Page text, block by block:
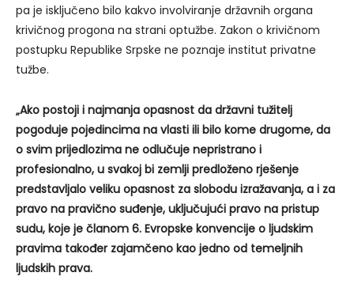
pa je isključeno bilo kakvo involviranje državnih organa
krivičnog progona na strani optužbe. Zakon o krivičnom
postupku Republike Srpske ne poznaje institut privatne
tužbe.
„Ako postoji i najmanja opasnost da državni tužitelj
pogoduje pojedincima na vlasti ili bilo kome drugome, da
o svim prijedlozima ne odlučuje nepristrano i
profesionalno, u svakoj bi zemlji predloženo rješenje
predstavljalo veliku opasnost za slobodu izražavanja, a i za
pravo na pravično suđenje, uključujući pravo na pristup
sudu, koje je članom 6. Evropske konvencije o ljudskim
pravima također zajamčeno kao jedno od temeljnih
ljudskih prava.